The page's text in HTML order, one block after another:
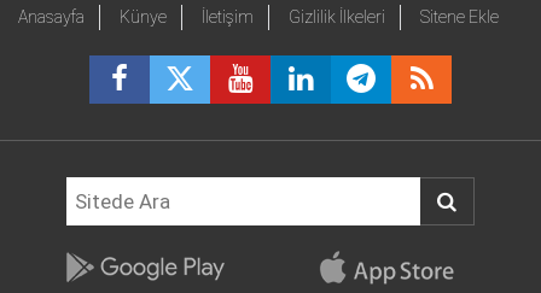
Anasayfa Künye İletişim Gizlilik İlkeleri Sitene Ekle